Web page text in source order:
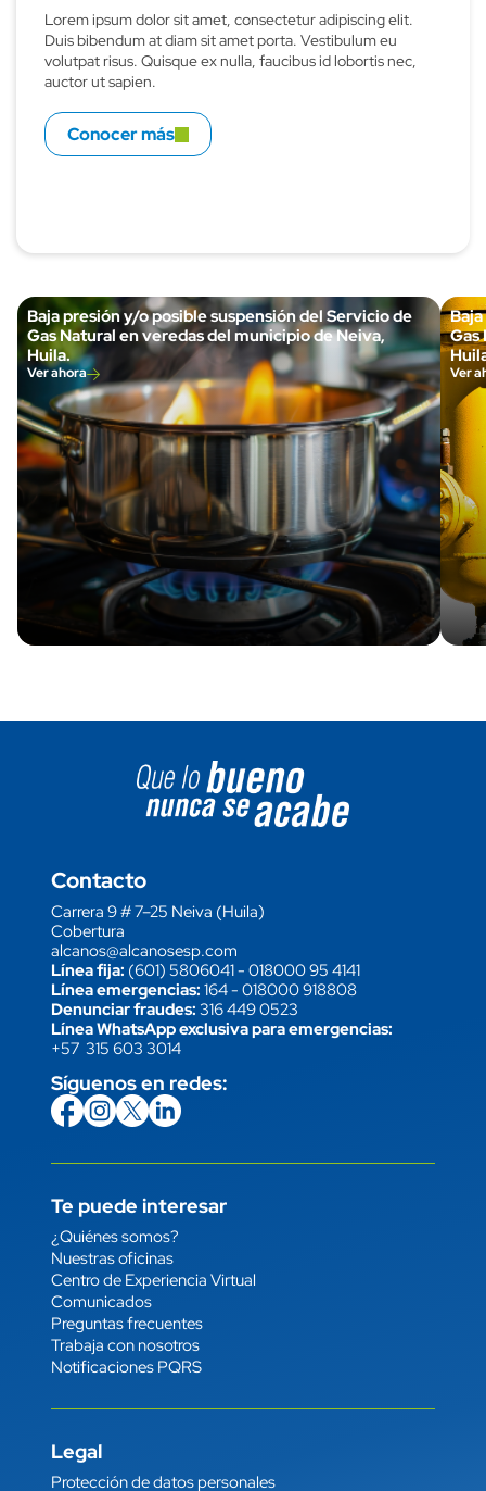
Lorem ipsum dolor sit amet, consectetur adipiscing elit.
Duis bibendum at diam sit amet porta. Vestibulum eu
volutpat risus. Quisque ex nulla, faucibus id lobortis nec,
auctor ut sapien.
Conocer más
Baja presión y/o posible suspensión del Servicio de
Gas Natural en veredas del municipio de Neiva,
Huila.
Ver ahora
Gas
Ver
Image block
Contacto
Carrera 9 # 7–25 Neiva (Huila)
Cobertura
alcanos@alcanosesp.com
Línea fija: (601) 5806041-018000 95 4141
Línea emergencias: 164-018000 918808
Denunciar fraudes: 316 449 0523
Línea WhatsApp exclusiva para emergencias:
+57 315 603 3014
Síguenos en redes:
icon
Imagen
link icon
Imagen
link icon
Imagen
link icon
Imagen
link
Te puede interesar
Enlace
¿Quiénes somos?
Nuestras oficinas
Centro de Experiencia Virtual
Comunicados
Preguntas frecuentes
Trabaja con nosotros
Notificaciones PQRS
Legal
Enlace
Protección de datos personales